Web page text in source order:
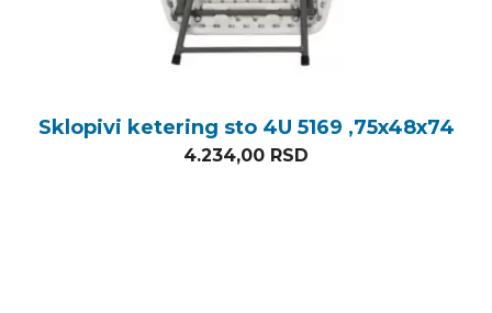
Sklopivi ketering sto 4U 5169 ,75x48x74
4.234,00 RSD